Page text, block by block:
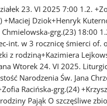
23. VI 2025 7:00 1.2.
+Maciej Dziok+Henryk
grg.(23) 18:00
int. w 3 rocznicę śmierci of.
z rodziną+Kazimiera
Wtorek 24. VI 2025.
Narodzenia Św. Jana
Racińska-grg.(24)
Pająk O szczęśliwe